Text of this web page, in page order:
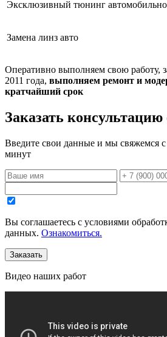
Эксклюзивный тюнинг
Замена линз авто
Оперативно выполняем свою работу,
2011 года, выполняем ремонт и
кратчайший срок
Заказать консультацию
Введите свои данные и мы свяжемся
минут
Вы соглашаетесь с уcловиями
данных. Ознакомиться.
Видео наших работ